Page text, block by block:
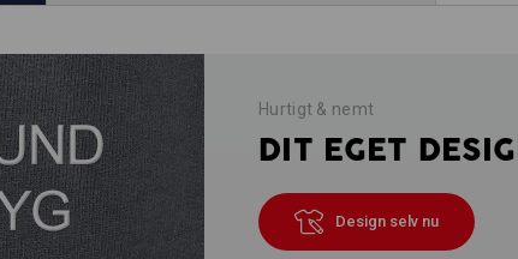
Hurtigt & nemt
DIT EGET
Design selv nu